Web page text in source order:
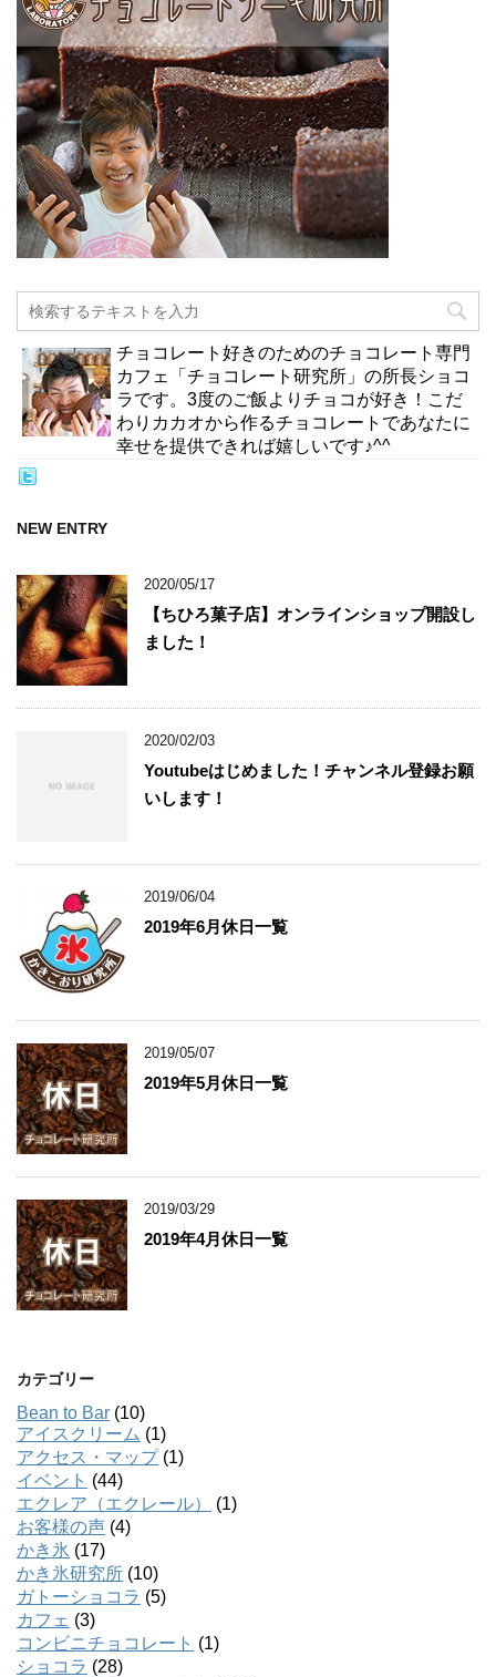
チョコレート好きのためのチョコレート専門
カフェ「チョコレート研究所」の所長ショコ
ラです。3度のご飯よりチョコが好き！こだ
わりカカオから作るチョコレートであなたに
幸せを提供できれば嬉しいです♪^^
NEW ENTRY
2020/05/17
【ちひろ菓子店】オンラインショップ開設し
ました！
2020/02/03
Youtubeはじめました！チャンネル登録お願
いします！
2019/06/04
2019年6月休日一覧
2019/05/07
2019年5月休日一覧
2019/03/29
2019年4月休日一覧
カテゴリー
Bean to Bar (10)
アイスクリーム (1)
アクセス・マップ(1)
イベント (44)
エクレア（エクレール）
(1)
お客様の声 (4)
かき氷 (17)
かき氷研究所 (10)
ガトーショコラ (5)
カフェ (3)
コンビニチョコレート (1)
ショコラ (28)